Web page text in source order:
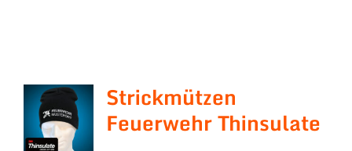
Strickmützen
Feuerwehr Thinsulate